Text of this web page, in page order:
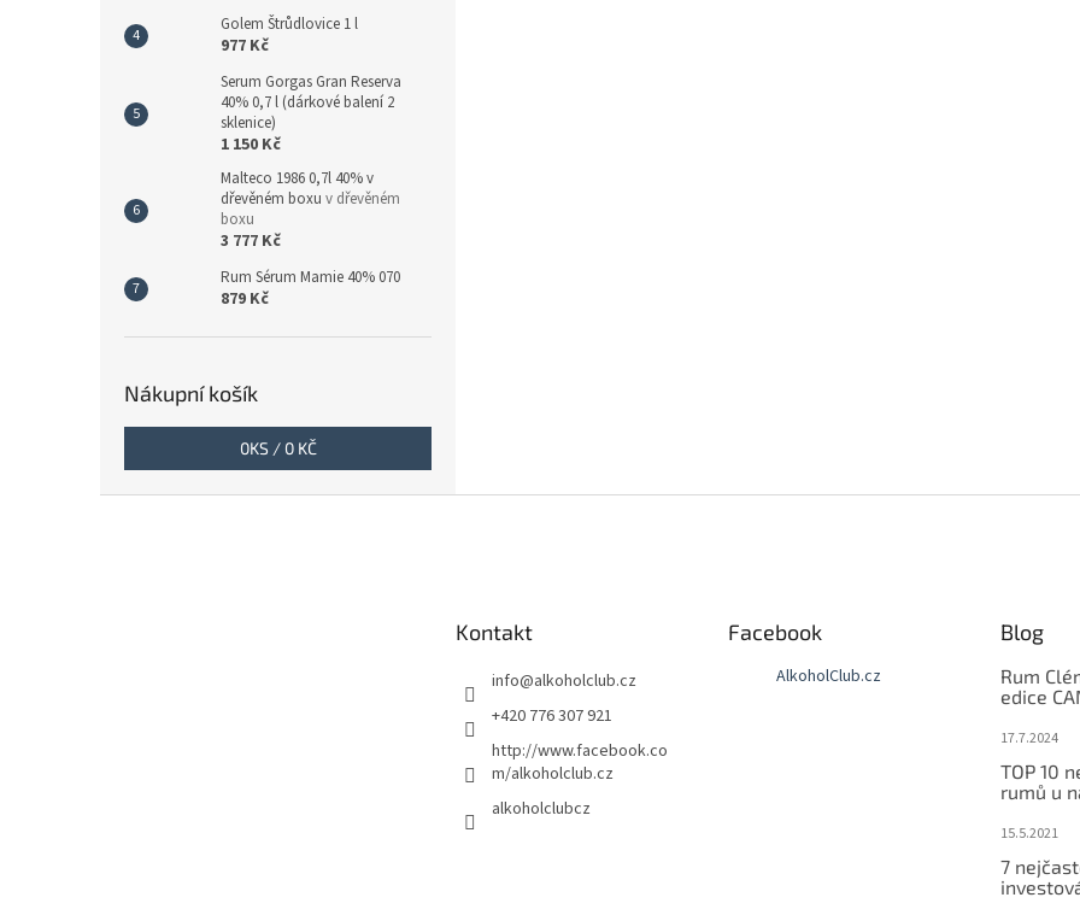
Golem Štrůdlovice 1 l
977 Kč
Serum Gorgas Gran Reserva
40% 0,7 l (dárkové balení 2
sklenice)
1 150 Kč
Malteco 1986 0,7l 40% v
dřevěném boxu v dřevěném
boxu
3 777 Kč
Rum Sérum Mamie 40% 070
879 Kč
Nákupní košík
0KS / 0 KČ
Kontakt
info@alkoholclub.cz
+420 776 307 921
http://www.facebook.co
m/alkoholclub.cz
alkoholclubcz
Facebook
AlkoholClub.cz
Blog
Rum
edice
17.7.2024
TOP 10
rumů u
15.5.2021
7